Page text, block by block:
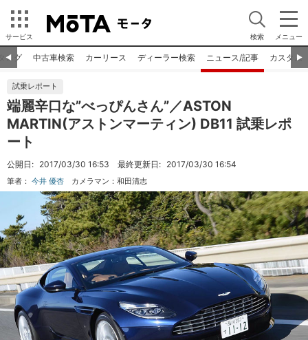
サービス 検索 メニュー
◀︎ ▶︎
ログ 中古車検索 カーリース ディーラー検索 ニュース/記事 カスタム
試乗レポート
端麗辛口な”べっぴんさん”／ASTON
MARTIN(アストンマーティン) DB11 試乗レポ
ート
公開日: 2017/03/30 16:53 最終更新日: 2017/03/30 16:54
筆者： 今井 優杏 カメラマン： 和田清志